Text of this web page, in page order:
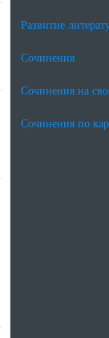
Развитие
Сочинения
Сочинения на
Сочинения по